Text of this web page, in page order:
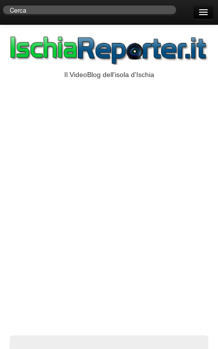
Centro di Ricerche Storiche D’Ambra
Il VideoBlog dell'isola d'Ischia